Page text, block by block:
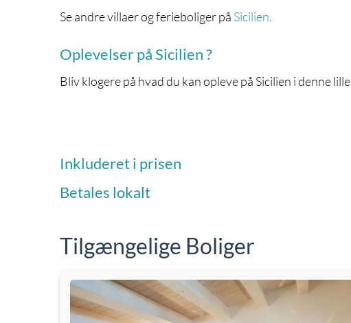
Se andre villaer og ferieboliger på Sicilien.
Oplevelser på Sicilien ?
Bliv klogere på hvad du kan opleve på Sicilien i denne lille
Inkluderet i prisen
Betales lokalt
Tilgængelige Boliger